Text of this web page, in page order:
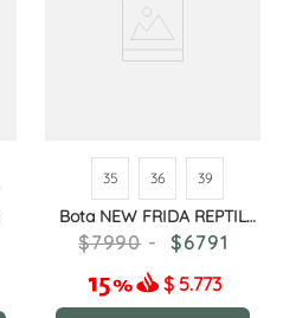
35 36 39
Bota NEW FRIDA REPTIL
CHOCOLATE
7990
6791
$ 5.773